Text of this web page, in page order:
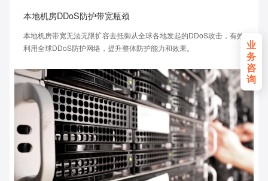
业
务
咨
询
本地机房DDoS防护带宽瓶颈
本地机房带宽无法无限扩容去抵御从全球各地发起的DDoS攻击，有效
利用全球DDoS防护网络，提升整体防护能力和效果。